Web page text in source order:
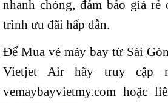
nhanh chóng, đảm bảo giá rẻ
trình ưu đãi hấp dẫn.
Để Mua vé máy bay từ Sài
Vietjet Air hãy truy cập
vemaybayvietmy.com hoặc